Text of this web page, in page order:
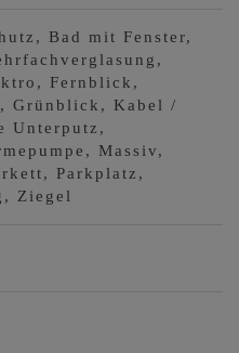
Bad mit Fenster
Fernblick
Grünblick
Kabel /
Unterputz
Massiv
Parkplatz
Ziegel